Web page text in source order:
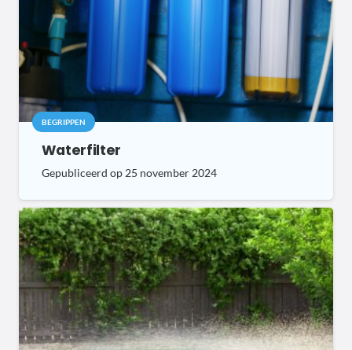
BEGRIPPEN
Waterfilter
Gepubliceerd op 25 november 2024